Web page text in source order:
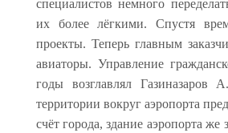
специалистов немного
их более лёгкими. Спустя
проекты. Теперь главным
авиаторы. Управление
годы возглавлял Газиназаров
территории вокруг аэропорта
счёт города, здание аэропорта же